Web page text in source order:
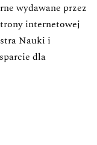
wydawane przez
internetowej
Nauki i
dla